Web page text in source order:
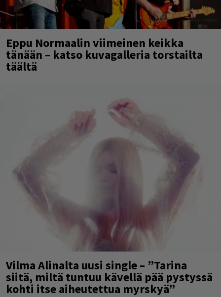
Eppu Normaalin viimeinen keikka
tänään – katso kuvagalleria torstailta
täältä
Vilma Alinalta uusi single – ”Tarina
siitä, miltä tuntuu kävellä pää pystyssä
kohti itse aiheutettua myrskyä”